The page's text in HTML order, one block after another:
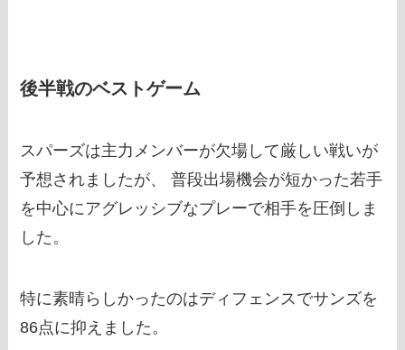
後半戦のベストゲーム
スパーズは主力メンバーが欠場して厳しい戦いが
予想されましたが、 普段出場機会が短かった若手
を中心にアグレッシブなプレーで相手を圧倒しま
した。
特に素晴らしかったのはディフェンスでサンズを
86点に抑えました。